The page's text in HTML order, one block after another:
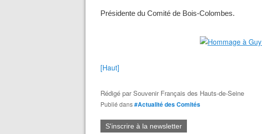
Présidente du Comité de Bois-Colombes.
[Haut]
Rédigé parSouvenir Français des Hauts-de-Seine
Publié dans#Actualité des Comités
S'inscrire à la newsletter